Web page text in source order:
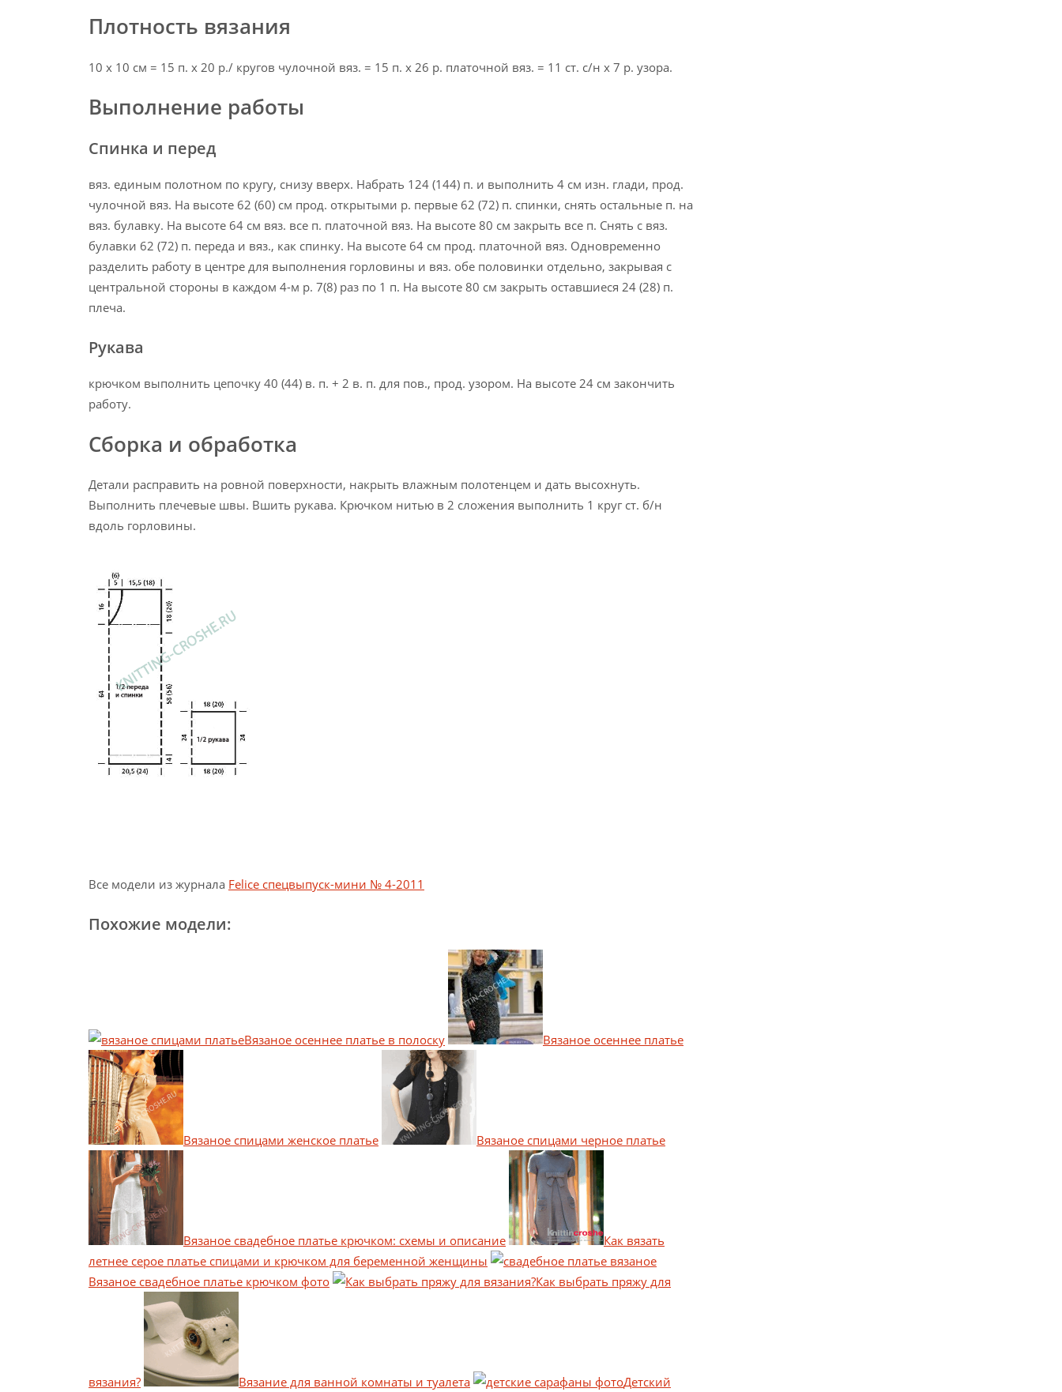
Плотность вязания
10 х 10 см = 15 п. х 20 р./ кругов чулочной вяз. = 15 п. х 26 р. платочной вяз. = 11 ст. с/н х 7 р. узора.
Выполнение работы
Спинка и перед
вяз. единым полотном по кругу, снизу вверх. Набрать 124 (144) п. и выполнить 4 cм изн. глади, прод.
чулочной вяз. На высоте 62 (60) cм прод. открытыми р. первые 62 (72) п. спинки, снять остальные п. на
вяз. булавку. На высоте 64 см вяз. все п. платочной вяз. На высоте 80 см закрыть все п. Снять с вяз.
булавки 62 (72) п. переда и вяз., как спинку. На высоте 64 см прод. платочной вяз. Одновременно
разделить работу в центре для выполнения горловины и вяз. обе половинки отдельно, закрывая с
центральной стороны в каждом 4-м р. 7(8) раз по 1 п. На высоте 80 см закрыть оставшиеся 24 (28) п.
плеча.
Рукава
крючком выполнить цепочку 40 (44) в. п. + 2 в. п. для пов., прод. узором. На высоте 24 см закончить
работу.
Сборка и обработка
Детали расправить на ровной поверхности, накрыть влажным полотенцем и дать высохнуть.
Выполнить плечевые швы. Вшить рукава. Крючком нитью в 2 сложения выполнить 1 круг ст. б/н
вдоль горловины.
Все модели из журнала Felice спецвыпуск-мини № 4-2011
Похожие модели:
Вязаное осеннее платье в полоску Вязаное осеннее платье
Вязаное спицами женское платье Вязаное спицами черное платье
Вязаное свадебное платье крючком: схемы и описание
Как вязать
летнее серое платье спицами и крючком для беременной женщины
Вязаное свадебное платье крючком фото
Как выбрать пряжу для
вязания? Вязание для ванной комнаты и туалета
Детский